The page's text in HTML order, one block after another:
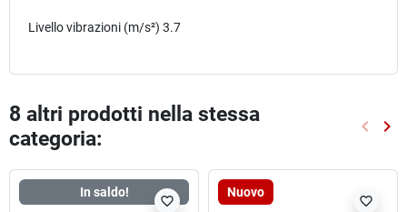
Livello vibrazioni (m/s²) 3.7
8 altri prodotti nella stessa
categoria:
keyboard_arrow_left keyboard_arrow_right
In saldo!
favorite_border
Nuovo
favorite_border